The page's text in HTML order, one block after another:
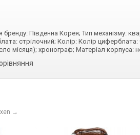
бренду: Південна Корея; Тип механізму:
стрілочний; Колір: Колір циферблата:
місяця); хронограф; Матеріал корпуса:
→